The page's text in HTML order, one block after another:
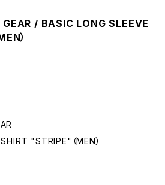
/ BASIC LONG SLEEVE
）
"STRIPE"（MEN）